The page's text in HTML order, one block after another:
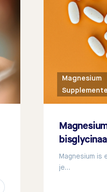
Magnesium
Magnesium is
je…